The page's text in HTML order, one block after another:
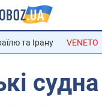
та Ірану VENETO
судна